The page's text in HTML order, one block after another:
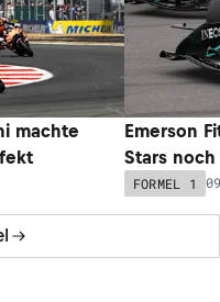
machte
Emerson
Stars
FORMEL 1